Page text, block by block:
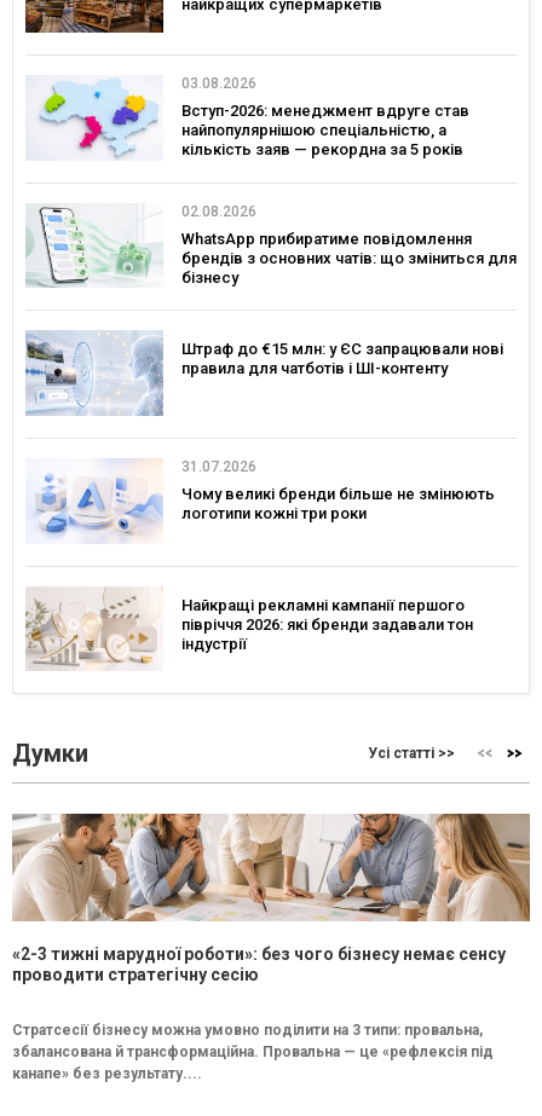
найкращих супермаркетів
03.08.2026
Вступ-2026: менеджмент вдруге став
найпопулярнішою спеціальністю, а
кількість заяв — рекордна за 5 років
02.08.2026
WhatsApp прибиратиме повідомлення
брендів з основних чатів: що зміниться для
бізнесу
Штраф до €15 млн: у ЄС запрацювали нові
правила для чатботів і ШІ-контенту
31.07.2026
Чому великі бренди більше не змінюють
логотипи кожні три роки
Найкращі рекламні кампанії першого
півріччя 2026: які бренди задавали тон
індустрії
Думки Усі статті >>
«2-3 тижні марудної роботи»: без чого бізнесу немає сенсу
проводити стратегічну сесію
Стратсесії бізнесу можна умовно поділити на 3 типи: провальна,
збалансована й трансформаційна. Провальна — це «рефлексія під
канапе» без результату....